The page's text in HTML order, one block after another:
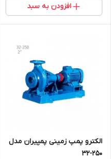
افزودن به سبد
الکترو پمپ زمینی پمپیران مدل
250-32